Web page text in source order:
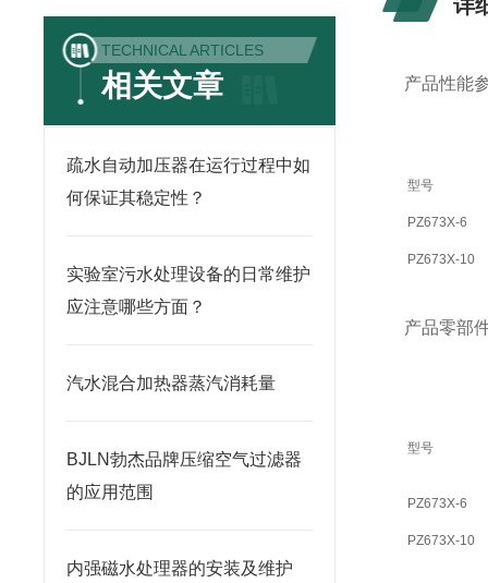
TECHNICAL ARTICLES
相关文章
疏水自动加压器在运行过程中如
何保证其稳定性？
实验室污水处理设备的日常维护
应注意哪些方面？
汽水混合加热器蒸汽消耗量
BJLN勃杰品牌压缩空气过滤器
的应用范围
内强磁水处理器的安装及维护
详
产品性能
型号
PZ673X-6
PZ673X-10
产品零部
型号
PZ673X-6
PZ673X-10